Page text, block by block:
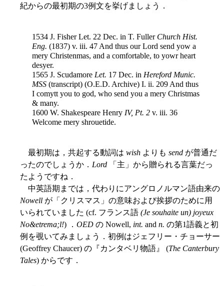
紀からの最初期の3例文を挙げましょう．
1534 J. Fisher Let. 22 Dec. in T. Fuller Church Hist.
Eng. (1837) v. iii. 47 And thus our Lord send yow a
mery Christenmas, and a comfortable, to yowr heart
desyer.
1565 J. Scudamore Let. 17 Dec. in Hereford Munic.
MSS (transcript) (O.E.D. Archive) I. ii. 209 And thus
I comytt you to god, who send you a mery Christmas
& many.
1600 W. Shakespeare Henry IV, Pt. 2 v. iii. 36
Welcome mery shrouetide.
最初期は，共起する動詞は wish よりも send が普通だ
ったのでしょうか． Lord 「主」から贈られる言葉だっ
たようですね．
中英語期までは，代わりにアングロノルマン語由来の
Nowell が「クリスマス」の意味および挨拶のために用
いられていました (cf. フランス語 (Je souhaite un) joyeux
No&etrema;l!) ． OED の Nowell, int. and n. の第1語義と初
例を覗いてみましょう．初例はジェフリー・チョーサー
(Geoffrey Chaucer) の『カンタベリ物語』 (The Canterbury
Tales) からです．